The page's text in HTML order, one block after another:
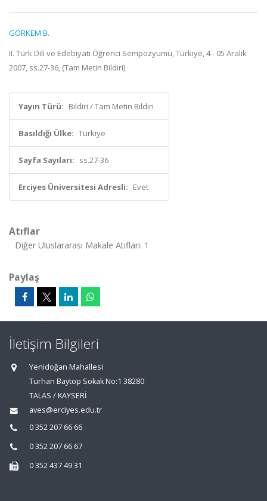
GÖRKEM B.
II. Türk Dili ve Edebiyatı Öğrenci Sempozyumu, Türkiye, 4 - 05 Aralık
2007, ss.27-36, (Tam Metin Bildiri)
Yayın Türü: Bildiri / Tam Metin Bildiri
Basıldığı Ülke: Türkiye
Sayfa Sayıları: ss.27-36
Erciyes Üniversitesi Adresli: Evet
Atıflar
Diğer Uluslararası Makale Atıfları: 1
Paylaş
İletişim Bilgileri
Yenidoğan Mahallesi
Turhan Baytop Sokak No:1 38280
TALAS / KAYSERİ
aves@erciyes.edu.tr
0 352 207 66 66
0 352 207 66 67
0 352 437 49 31